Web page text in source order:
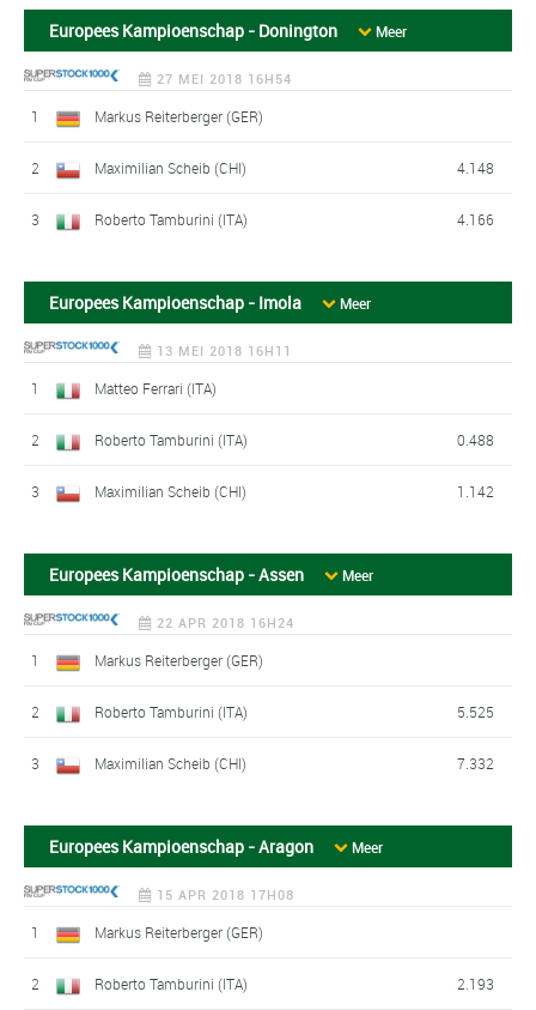
Europees Kampioenschap - Donington Meer
27 MEI 2018 16H54
1 Markus Reiterberger (GER)
2 Maximilian Scheib (CHI) 4.148
3 Roberto Tamburini (ITA) 4.166
Europees Kampioenschap - Imola Meer
13 MEI 2018 16H11
1 Matteo Ferrari (ITA)
2 Roberto Tamburini (ITA) 0.488
3 Maximilian Scheib (CHI) 1.142
Europees Kampioenschap - Assen Meer
22 APR 2018 16H24
1 Markus Reiterberger (GER)
2 Roberto Tamburini (ITA) 5.525
3 Maximilian Scheib (CHI) 7.332
Europees Kampioenschap - Aragon Meer
15 APR 2018 17H08
1 Markus Reiterberger (GER)
2 Roberto Tamburini (ITA) 2.193